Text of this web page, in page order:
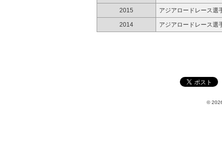
2015 アジアロードレース選
2014 アジアロードレース選
©